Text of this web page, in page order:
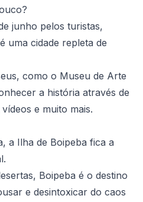
junho pelos turistas,
uma cidade repleta de
como o Museu de Arte
a história através de
e muito mais.
a Ilha de Boipeba fica a
Boipeba é o destino
e desintoxicar do caos